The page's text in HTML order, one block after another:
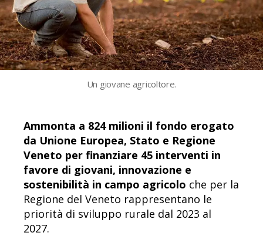
Un giovane agricoltore.
Ammonta a 824 milioni il fondo erogato
da Unione Europea, Stato e Regione
Veneto per finanziare 45 interventi in
favore di giovani, innovazione e
sostenibilità in campo agricolo che per la
Regione del Veneto rappresentano le
priorità di sviluppo rurale dal 2023 al
2027.